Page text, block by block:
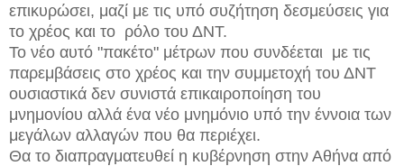
επικυρώσει, μαζί με τις υπό συζήτηση δεσμεύσεις για
το χρέος και το ρόλο του ΔΝΤ.
Το νέο αυτό "πακέτο" μέτρων που συνδέεται με τις
παρεμβάσεις στο χρέος και την συμμετοχή του ΔΝΤ
ουσιαστικά δεν συνιστά επικαιροποίηση του
μνημονίου αλλά ένα νέο μνημόνιο υπό την έννοια των
μεγάλων αλλαγών που θα περιέχει.
Θα το διαπραγματευθεί η κυβέρνηση στην Αθήνα από